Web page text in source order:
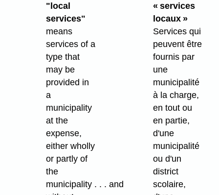
"local
services"
means
services of a
type that
may be
provided in
a
municipality
at the
expense,
either wholly
or partly of
the
municipality . . . and
« services
locaux »
Services qui
peuvent être
fournis par
une
municipalité
à la charge,
en tout ou
en partie,
d'une
municipalité
ou d'un
district
scolaire,